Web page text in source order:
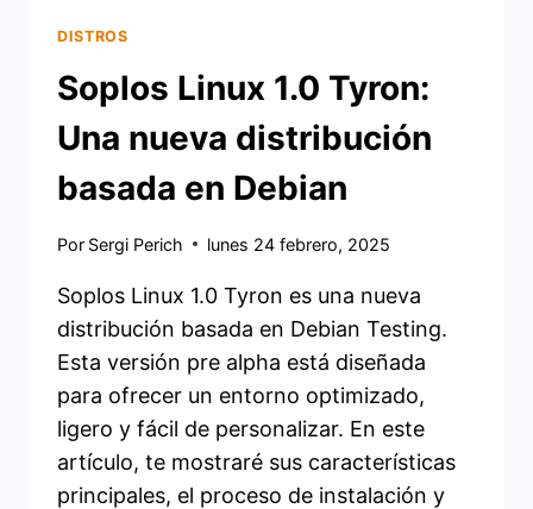
DISTROS
Soplos Linux 1.0 Tyron:
Una nueva distribución
basada en Debian
Por Sergi Perich lunes 24 febrero, 2025
Soplos Linux 1.0 Tyron es una nueva
distribución basada en Debian Testing.
Esta versión pre alpha está diseñada
para ofrecer un entorno optimizado,
ligero y fácil de personalizar. En este
artículo, te mostraré sus características
principales, el proceso de instalación y